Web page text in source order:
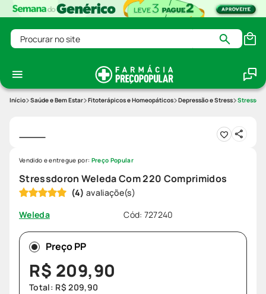
Procurar no site
Saúde e Bem Estar Fitoterápicos e Homeopáticos Depressão e Stress
Stressdoron Weleda Com 220 Comprimidos
(4)
Weleda
Cód: 727240
Vendido e entregue por: Preço Popular
Preço PP
R$ 209,90
Total: R$ 209,90